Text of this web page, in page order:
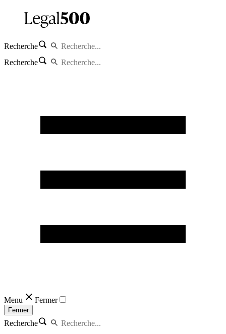
Recherche
Recherche
Menu Fermer
Fermer
Recherche